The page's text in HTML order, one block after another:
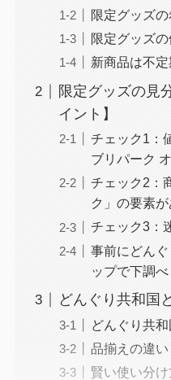
限定グッズ
限定グッズ
新商品は不
限定グッズの見
イント】
チェック1：
ブリパーク
チェック2：
ク」の要素
チェック3：
事前にどん
ップで下調べ
どんぐり共和国
どんぐり共
品揃えの違い
賢い使い分